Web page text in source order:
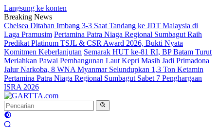
Langsung ke konten
Breaking News
Chelsea Ditahan Imbang 3-3 Saat Tandang ke JDT Malaysia di
Laga Pramusim Pertamina Patra Niaga Regional Sumbagut Raih
Predikat Platinum TSJL & CSR Award 2026, Bukti Nyata
Komitmen Keberlanjutan Semarak HUT ke-81 RI, BP Batam Turut
Meriahkan Pawai Pembangunan Laut Kepri Masih Jadi Primadona
Jalur Narkoba, 8 WNA Myanmar Selundupkan 1,3 Ton Ketamin
Pertamina Patra Niaga Regional Sumbagut Sabet 7 Penghargaan
ISRA 2026